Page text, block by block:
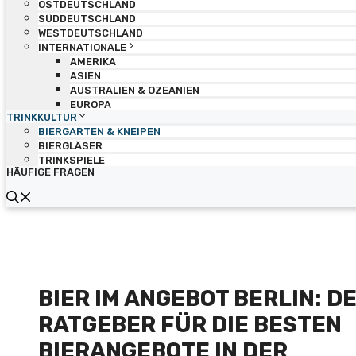
OSTDEUTSCHLAND
SÜDDEUTSCHLAND
WESTDEUTSCHLAND
INTERNATIONALE
AMERIKA
ASIEN
AUSTRALIEN & OZEANIEN
EUROPA
TRINKKULTUR
BIERGARTEN & KNEIPEN
BIERGLÄSER
TRINKSPIELE
HÄUFIGE FRAGEN
BIER IM ANGEBOT BERLIN:
RATGEBER FÜR DIE BESTEN
BIERANGEBOTE IN DER